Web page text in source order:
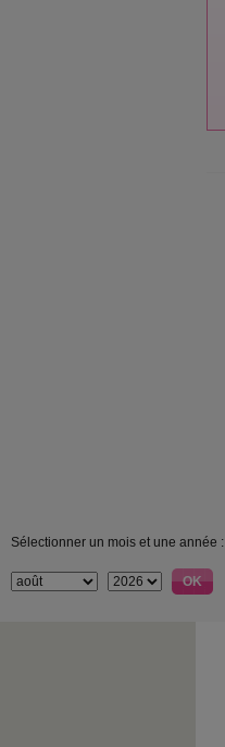
Sélectionner un mois et une année :